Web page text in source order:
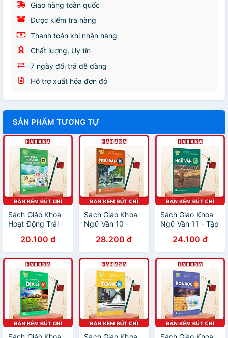
Giao hàng toàn quốc
Được kiểm tra hàng
Thanh toán khi nhận hàng
Chất lượng, Uy tín
7 ngày đổi trả dễ dàng
Hỗ trợ xuất hóa đơn đỏ
SẢN PHẨM TƯƠNG TỰ
Sách Giáo Khoa
Hoạt Động Trải
Nghiệp 12 (Kết
Nối) (Chuẩn) -
Kèm Bút Chì
20.100 đ
Sách Giáo Khoa
Ngữ Văn 10 -
(Chuẩn) - Kèm
Bút Chì
28.200 đ
Sách Giáo Khoa
Ngữ Văn 11 - Tập
(Chuẩn) - Kèm
Bút Chì
24.100 đ